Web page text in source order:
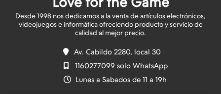
Desde 1998 nos dedicamos a la venta de artículos electrónicos,
videojuegos e informática ofreciendo producto y servicio de
Av. Cabildo 2280, local 30
1160277099 solo WhatsApp
Lunes a Sabados de 11 a 19h